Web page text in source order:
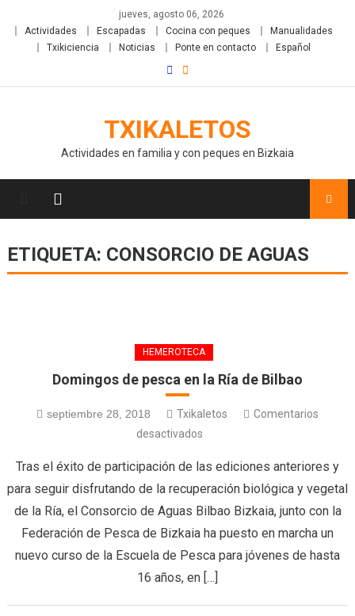
jueves, agosto 06, 2026
Actividades
Escapadas Cocina con peques
Manualidades
Txikiciencia
Noticias Ponte en contacto Español
TXIKALETOS
Actividades en familia y con peques en Bizkaia
ETIQUETA: CONSORCIO DE AGUAS
HEMEROTECA
Domingos de pesca en la Ría de Bilbao
septiembre 28, 2018 Txikaletos
Comentarios
desactivados
Tras el éxito de participación de las ediciones anteriores y
para seguir disfrutando de la recuperación biológica y vegetal
de la Ría, el Consorcio de Aguas Bilbao Bizkaia, junto con la
Federación de Pesca de Bizkaia ha puesto en marcha un
nuevo curso de la Escuela de Pesca para jóvenes de hasta
16 años, en […]